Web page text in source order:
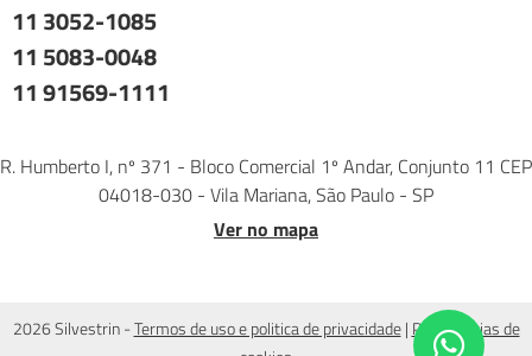
11 3052-1085
11 5083-0048
11 91569-1111
R. Humberto I, nº 371 - Bloco Comercial 1º Andar, Conjunto 11 CEP
04018-030 - Vila Mariana, São Paulo - SP
Ver no mapa
2026 Silvestrin -Termos de uso e politica de privacidade| Preferências de